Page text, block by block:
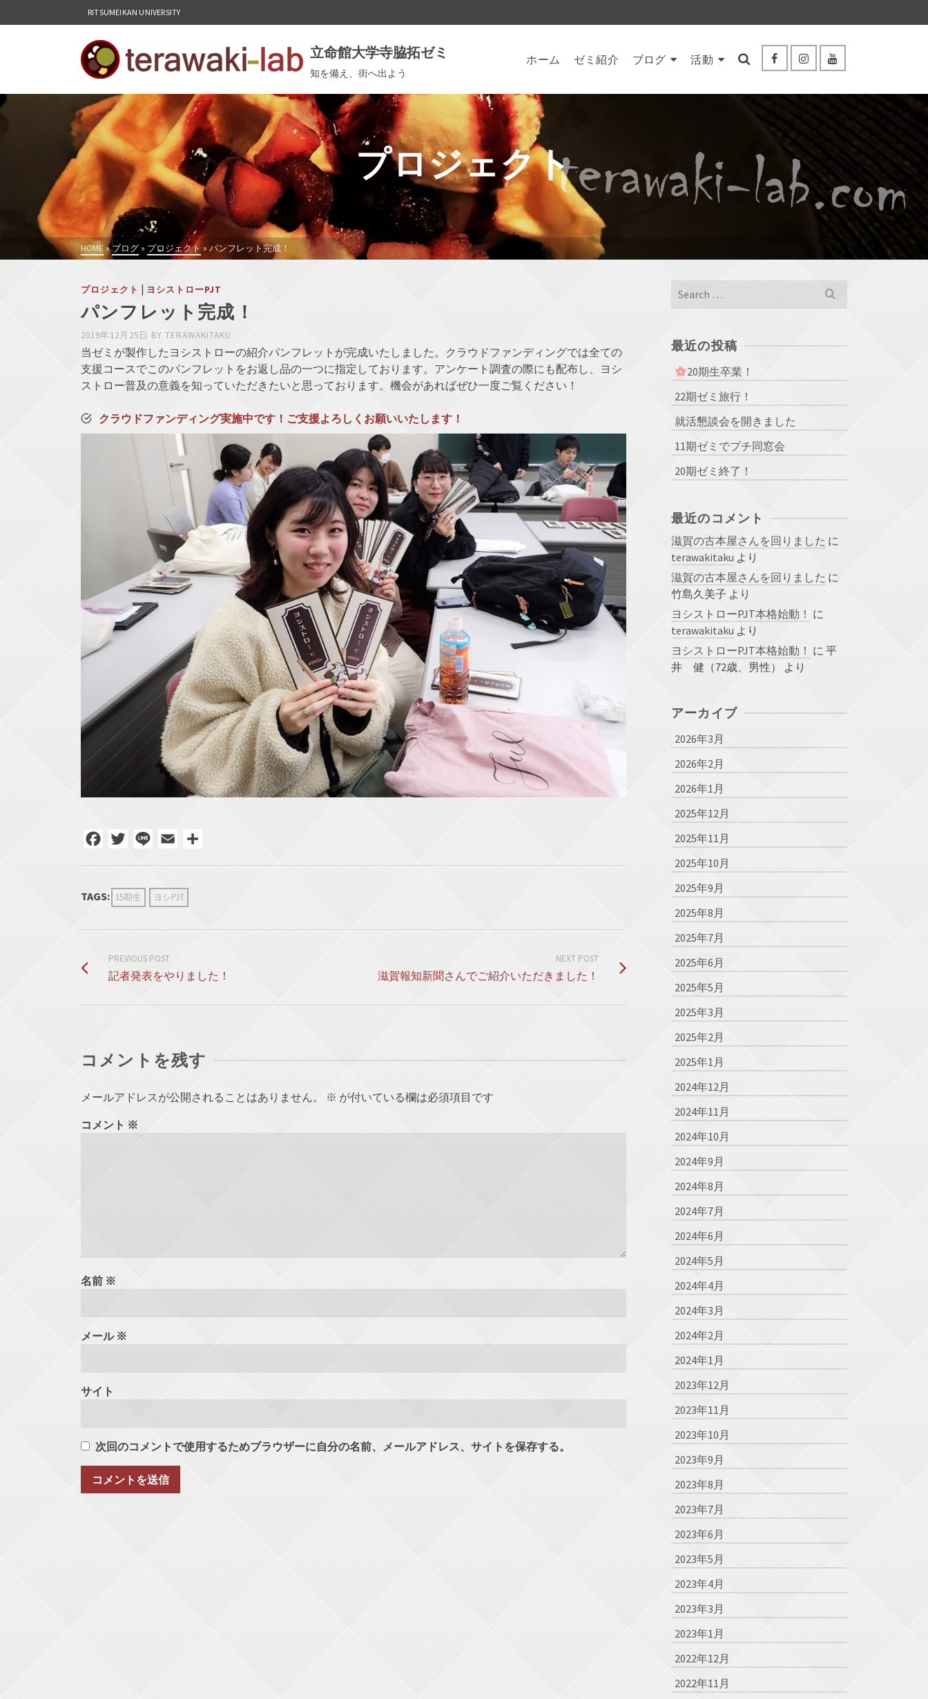
RITSUMEIKAN UNIVERSITY
立命館大学寺脇拓ゼミ
知を備え、街へ出よう
ホーム ゼミ紹介 ブログ 活動
プロジェクト
HOME »ブログ » プロジェクト » パンフレット完成！
プロジェクト | ヨシストローPJT
パンフレット完成！
2019年12月25日 BY TERAWAKITAKU
当ゼミが製作したヨシストローの紹介パンフレットが完成いたしました。クラウドファンディングでは全ての
支援コースでこのパンフレットをお返し品の一つに指定しております。アンケート調査の際にも配布し、ヨシ
ストロー普及の意義を知っていただきたいと思っております。機会があればぜひ一度ご覧ください！
クラウドファンディング実施中です！ご支援よろしくお願いいたします！
FacebookTwitterLine Email
TAGS: 15期生 ヨシPJT
PREVIOUS POST
記者発表をやりました！
NEXT POST
滋賀報知新聞さんでご紹介いただきました！
コメントを残す
メールアドレスが公開されることはありません。 ※ が付いている欄は必須項目です
コメント ※
名前 ※
メール ※
サイト
次回のコメントで使用するためブラウザーに自分の名前、メールアドレス、サイトを保存する。
Search
最近の投稿
20期生卒業！
22期ゼミ旅行！
就活懇談会を開きました
11期ゼミでプチ同窓会
20期ゼミ終了！
最近のコメント
滋賀の古本屋さんを回りました に
terawakitaku より
滋賀の古本屋さんを回りました に
竹島久美子 より
ヨシストローPJT本格始動！ に
terawakitaku より
ヨシストローPJT本格始動！ に 平
井 健（72歳、男性）
より
アーカイブ
2026年3月
2026年2月
2026年1月
2025年12月
2025年11月
2025年10月
2025年9月
2025年8月
2025年7月
2025年6月
2025年5月
2025年3月
2025年2月
2025年1月
2024年12月
2024年11月
2024年10月
2024年9月
2024年8月
2024年7月
2024年6月
2024年5月
2024年4月
2024年3月
2024年2月
2024年1月
2023年12月
2023年11月
2023年10月
2023年9月
2023年8月
2023年7月
2023年6月
2023年5月
2023年4月
2023年3月
2023年1月
2022年12月
2022年11月